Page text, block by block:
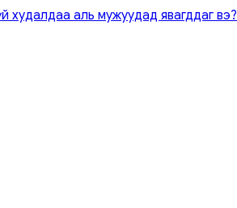
худалдаа аль мужуудад явагддаг вэ?